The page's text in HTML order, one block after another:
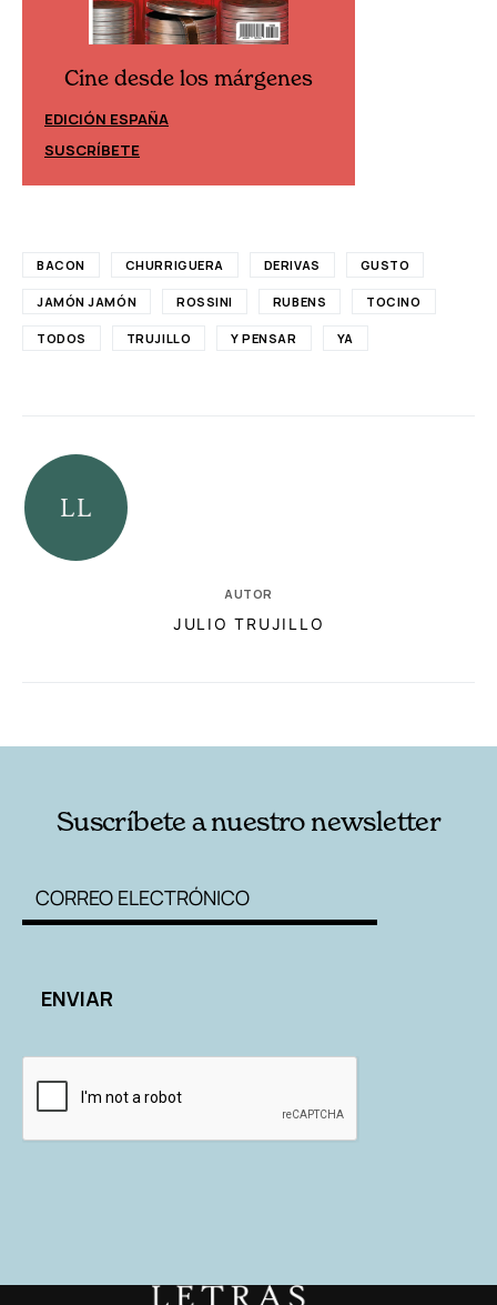
Cine desde los márgenes
EDICIÓN ESPAÑA
SUSCRÍBETE
BACON CHURRIGUERA DERIVAS GUSTO
JAMÓN JAMÓN ROSSINI RUBENS TOCINO
TODOS TRUJILLO Y PENSAR YA
AUTOR
JULIO TRUJILLO
Suscríbete a nuestro newsletter